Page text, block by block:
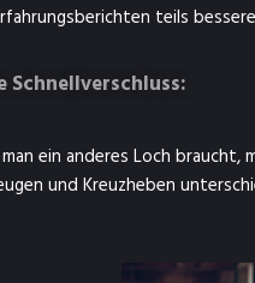
teils
Schnellverschluss:
ein anderes Loch braucht,
und Kreuzheben